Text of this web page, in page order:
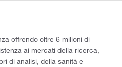
offrendo oltre 6 milioni di
ai mercati della ricerca,
di analisi, della sanità e